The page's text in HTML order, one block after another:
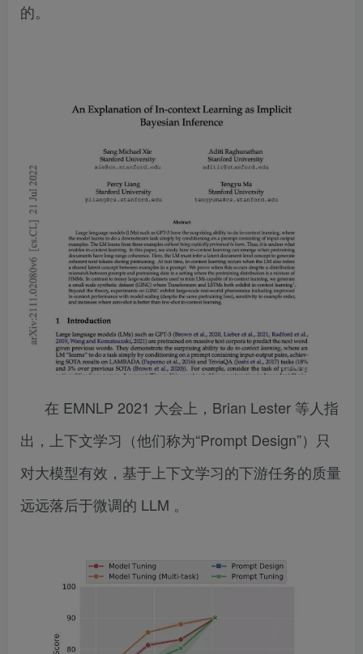
的。
在 EMNLP 2021 大会上，Brian Lester 等人指
出，上下文学习（他们称为“Prompt Design”）只
对大模型有效，基于上下文学习的下游任务的质量
远远落后于微调的 LLM 。